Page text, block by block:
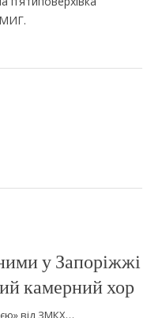
МИГ.
у Запоріжжі
камерний хор
від ЗМКХ…